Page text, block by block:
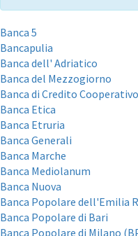
Banca 5
Bancapulia
Banca dell' Adriatico
Banca del Mezzogiorno
Banca di Credito
Banca Etica
Banca Etruria
Banca Generali
Banca Marche
Banca Mediolanum
Banca Nuova
Banca Popolare dell'Emilia
Banca Popolare di Bari
Banca Popolare di Milano